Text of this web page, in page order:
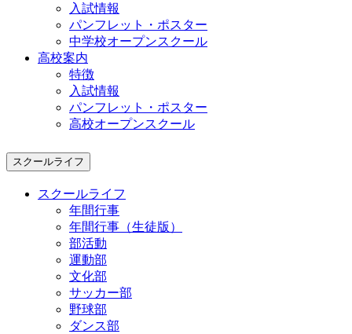
入試情報
パンフレット・ポスター
中学校オープンスクール
高校案内
特徴
入試情報
パンフレット・ポスター
高校オープンスクール
スクールライフ
スクールライフ
年間行事
年間行事（生徒版）
部活動
運動部
文化部
サッカー部
野球部
ダンス部